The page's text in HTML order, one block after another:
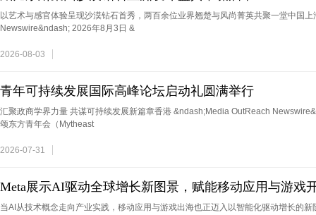
以艺术与感官体验呈现沙漠钻石首秀，两百余位业界翘楚与风尚菁英共聚一堂中国
Newswire&ndash; 2026年8月3日 &
2026-08-03
青年可持续发展国际高峰论坛启动礼圆满举行
汇聚政商学界力量 共谋可持续发展新篇章香港 &ndash;Media OutReach
颂东方青年会（Mytheast
2026-07-31
Meta展示AI驱动全球增长新图景，赋能移动应用与游戏
当AI从技术概念走向产业实践，移动应用与游戏出海也正迈入以智能化驱动增长的